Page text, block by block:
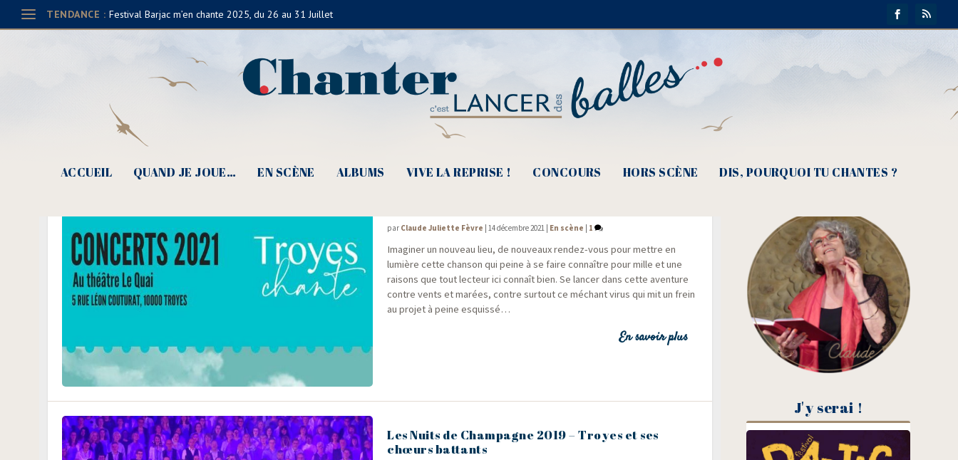
TENDANCE : Festival Barjac m’en chante 2025, du 26 au 31 Juillet
ACCUEIL QUAND JE JOUE… EN SCÈNE ALBUMS VIVE LA REPRISE ! CONCOURS HORS SCÈNE DIS, POURQUOI TU CHANTES ?
par Claude Juliette Fèvre |14 décembre 2021 En scène 1
Ima­gi­ner un nou­veau lieu, de nou­veaux ren­dez-vous pour mettre en
lumière cette chan­son qui peine à se faire connaître pour mille et une
rai­sons que tout lec­teur ici connaît bien. Se lan­cer dans cette aven­ture
contre vents et marées, contre sur­tout ce méchant virus qui mit un frein
au pro­jet à peine esquissé…
En savoir plus
Les Nuits de Champagne 2019 – Troyes et ses
chœurs battants
J'y serai !